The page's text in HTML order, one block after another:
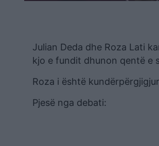
Julian Deda dhe Roza Lati
kjo e fundit dhunon qentë e
Roza i është
Pjesë nga debati: